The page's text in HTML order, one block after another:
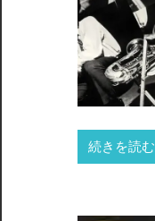
続きを読む